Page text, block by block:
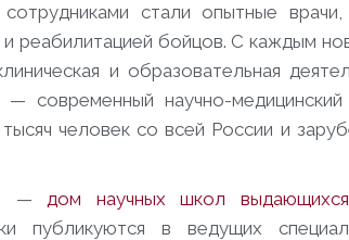
стали опытные врачи,
реабилитацией бойцов. С каждым
и образовательная
— современный научно-
человек со всей России и
— дом научных школ
публикуются в ведущих